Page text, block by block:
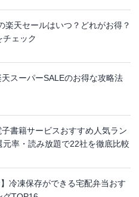
楽天セールはいつ？どれがお得？
チェック
天スーパーSALEのお得な攻略法
子書籍サービスおすすめ人気ラン
元率・読み放題で22社を徹底比較
】冷凍保存ができる宅配弁当おす